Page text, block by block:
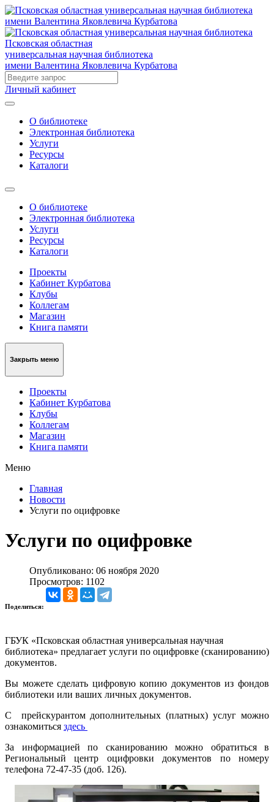
Псковская областная
универсальная научная библиотека
имени Валентина Яковлевича Курбатова
Личный кабинет
О библиотеке
Электронная библиотека
Услуги
Ресурсы
Каталоги
О библиотеке
Электронная библиотека
Услуги
Ресурсы
Каталоги
Проекты
Кабинет Курбатова
Клубы
Коллегам
Магазин
Книга памяти
Закрыть меню
Проекты
Кабинет Курбатова
Клубы
Коллегам
Магазин
Книга памяти
Меню
Главная
Новости
Услуги по оцифровке
Услуги по оцифровке
Опубликовано: 06 ноября 2020
Просмотров: 1102
Поделиться:
ГБУК «Псковская областная универсальная научная
библиотека» предлагает услуги по оцифровке (сканированию)
документов.
Вы можете сделать цифровую копию документов из фондов
библиотеки или ваших личных документов.
C прейскурантом дополнительных (платных) услуг можно
ознакомиться здесь
За информацией по сканированию можно обратиться в
Региональный центр оцифровки документов по номеру
телефона 72-47-35 (доб. 126).